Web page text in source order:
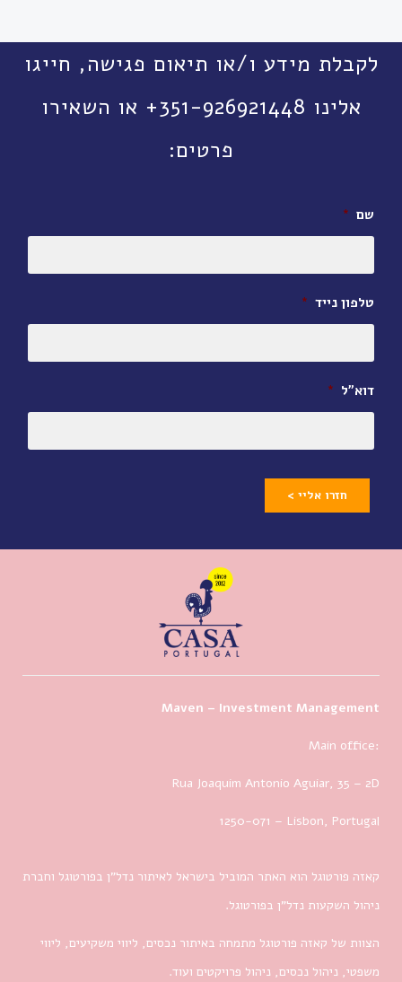
לקבלת מידע ו/או תיאום פגישה, חייגו
אלינו 351-926921448+ או השאירו
פרטים:
שם *
טלפון נייד *
דוא״ל *
חזרו אליי >
Maven – Investment Management
Main office:
Rua Joaquim Antonio Aguiar, 35 – 2D
1250-071 – Lisbon, Portugal
קאזה פורטוגל הוא האתר המוביל בישראל לאיתור נדל”ן בפורטוגל וחברת
ניהול השקעות נדל”ן בפורטוגל.
הצוות של קאזה פורטוגל מתמחה באיתור נכסים, ליווי משקיעים, ליווי
משפטי, ניהול נכסים, ניהול פרויקטים ועוד.